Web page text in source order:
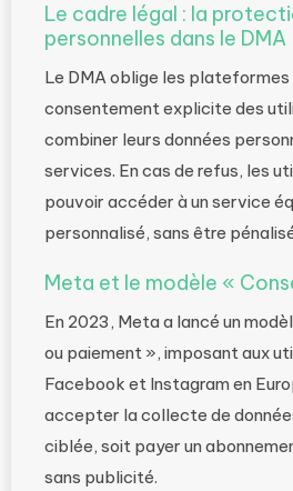
Le cadre légal : la
personnelles dans le DMA
Le DMA oblige les plateformes
consentement explicite des
combiner leurs données
services. En cas de refus, les
pouvoir accéder à un service
personnalisé, sans être
Meta et le modèle «
En 2023, Meta a lancé un
ou paiement », imposant aux
Facebook et Instagram en
accepter la collecte de
ciblée, soit payer un
sans publicité.